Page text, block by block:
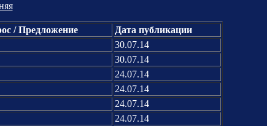
/ Предложение
Дата публикации
30.07.14
30.07.14
24.07.14
24.07.14
24.07.14
24.07.14